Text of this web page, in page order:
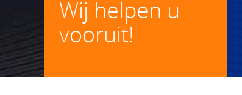
Wij helpen u
vooruit!